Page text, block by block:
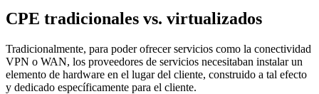
CPE tradicionales vs. virtualizados
Tradicionalmente, para poder ofrecer servicios como la conectividad
VPN o WAN, los proveedores de servicios necesitaban instalar un
elemento de hardware en el lugar del cliente, construido a tal efecto
y dedicado específicamente para el cliente.